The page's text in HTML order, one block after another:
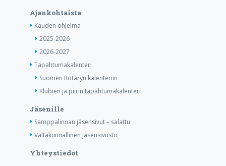
Ajankohtaista
Kauden ohjelma
2025-2026
2026-2027
Tapahtumakalenteri
Suomen Rotaryn kalenteriin
Klubien ja piirin tapahtumakalenteri
Jäsenille
Samppalinnan jäsensivut – salattu
Valtakunnallinen jäsensivusto
Yhteystiedot